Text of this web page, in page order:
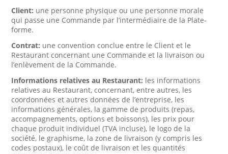
Client: une personne physique ou une personne morale
qui passe une Commande par l’intermédiaire de la Plate-
forme.
Contrat: une convention conclue entre le Client et le
Restaurant concernant une Commande et la livraison ou
l’enlèvement de la Commande.
Informations relatives au Restaurant: les informations
relatives au Restaurant, concernant, entre autres, les
coordonnées et autres données de l’entreprise, les
informations générales, la gamme de produits (repas,
accompagnements, options et boissons), les prix pour
chaque produit individuel (TVA incluse), le logo de la
société, le graphisme, la zone de livraison (y compris les
codes postaux), le coût de livraison et les quantités